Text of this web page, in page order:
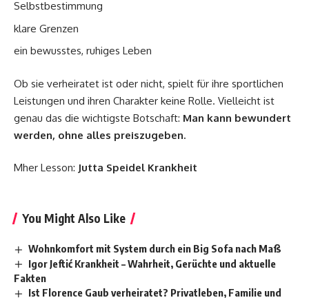
Selbstbestimmung
klare Grenzen
ein bewusstes, ruhiges Leben
Ob sie verheiratet ist oder nicht, spielt für ihre sportlichen
Leistungen und ihren Charakter keine Rolle. Vielleicht ist
genau das die wichtigste Botschaft: Man kann bewundert
werden, ohne alles preiszugeben.
Mher Lesson: Jutta Speidel Krankheit
You Might Also Like
Wohnkomfort mit System durch ein Big Sofa nach Maß
Igor Jeftić Krankheit – Wahrheit, Gerüchte und aktuelle
Fakten
Ist Florence Gaub verheiratet? Privatleben, Familie und